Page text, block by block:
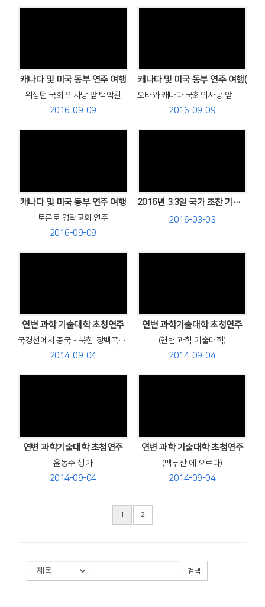
캐나다 및 미국 동부 연주 여행
워싱턴 국회 의사당 앞.백악관
2016-09-09
캐나다 및 미국 동부 연주 여행(
오타와 캐나다 국회의사당 앞 댄싱
2016-09-09
캐나다 및 미국 동부 연주 여행
토론토 영락교회 연주
2016-09-09
2016년 3.3일 국가 조찬 기도회 찬양
2016-03-03
연변 과학 기술대학 초청연주
국경선에서.중국 - 북한..장백폭포 앞에서 단체 사진
2014-09-04
연변 과학기술대학 초청연주
(연변 과학 기술대학)
2014-09-04
연변 과학기술대학 초청연주
윤동주 생가
2014-09-04
연변 과학 기술대학 초청연주
(백두산 에 오르다)
2014-09-04
1 2
검색